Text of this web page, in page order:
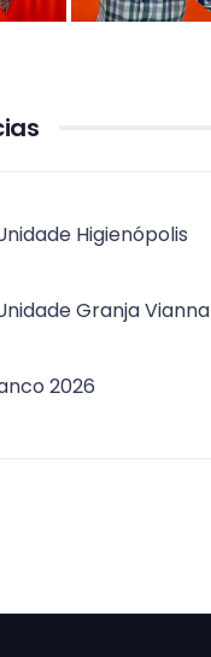
Higienópolis
Granja Vianna
2026